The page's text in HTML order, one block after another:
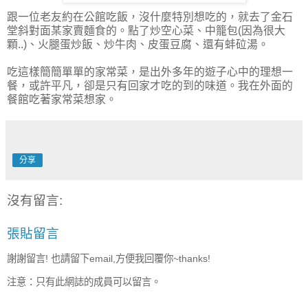
跟一位老友約在公館吃飯，沒什麼特別想吃的，就去了金石
堂斜對面某家賣麵食的。點了炒空心菜、中籠包(因為很大
顆..)、火腿蛋炒飯、炒牛肉、皮蛋豆腐、還有蚌砬湯。
吃這樣簡簡單單的家常菜，是出外多年的遊子心中的理想一
餐，或許平凡，卻是只有回家才吃的到的味道。我在外面的
餐館吃著家常菜想家。
分享
沒有留言:
張貼留言
謝謝留言! 也請留下email,方便我回覆你~thanks!
注意：只有此網誌的成員可以留言。